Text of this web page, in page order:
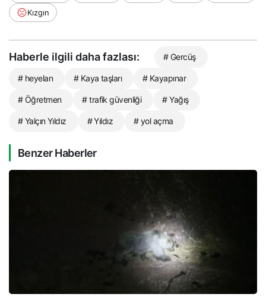
Kızgın
Haberle ilgili daha fazlası: # Gercüş
# heyelan # Kaya taşları # Kayapınar
# Öğretmen # trafik güvenliği # Yağış
# Yalçın Yıldız # Yıldız # yol açma
Benzer Haberler